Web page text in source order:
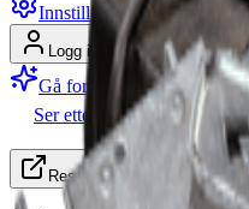
Innstillinger
Logg inn Registrer deg
Gå for Premium
Ser etter gruppe (LFG)
Ressurser